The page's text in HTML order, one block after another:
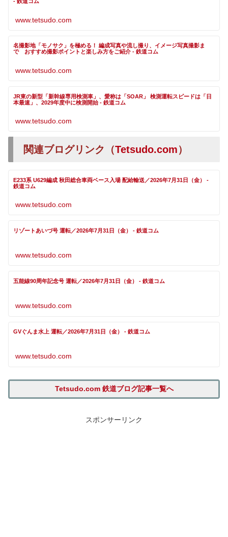
www.tetsudo.com
名撮影地「モノサク」を極める！ 編成写真や流し撮り、イメージ写真撮影ま
で おすすめ撮影ポイントと楽しみ方をご紹介 - 鉄道コム
www.tetsudo.com
JR東の新型「新幹線専用検測車」、愛称は「SOAR」 検測運転スピードは「日
本最速」、2029年度中に検測開始 - 鉄道コム
www.tetsudo.com
関連ブログリンク（Tetsudo.com）
E233系 U629編成 秋田総合車両ベース入場 配給輸送／2026年7月31日（金） -
鉄道コム
www.tetsudo.com
リゾートあいづ号 運転／2026年7月31日（金） - 鉄道コム
www.tetsudo.com
五能線90周年記念号 運転／2026年7月31日（金） - 鉄道コム
www.tetsudo.com
GVぐんま水上 運転／2026年7月31日（金） - 鉄道コム
www.tetsudo.com
Tetsudo.com 鉄道ブログ記事一覧へ
スポンサーリンク